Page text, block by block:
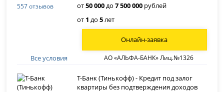
557 отзывов
от50 000до7 500 000 рублей
от 1 до5лет
Все условия АО «АЛЬФА-БАНК» Лиц.№1326
Онлайн-заявка
Т-Банк (Тинькофф) - Кредит под залог
квартиры без подтверждения доходов